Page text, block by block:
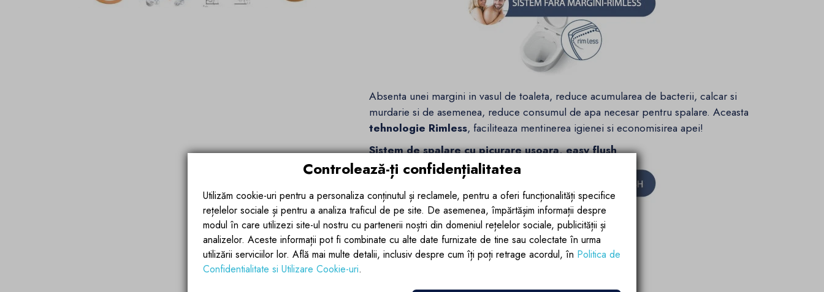
Absenta unei margini in vasul de toaleta, reduce acumularea de bacterii, calcar si
murdarie si de asemenea, reduce consumul de apa necesar pentru spalare. Aceasta
tehnologie Rimless, faciliteaza mentinerea igienei si economisirea apei!
Sistem de spalare cu picurare usoara, easy flush
Controlează-ți confidențialitatea
Utilizăm cookie-uri pentru a personaliza conținutul și reclamele, pentru a oferi funcționalități specifice
rețelelor sociale și pentru a analiza traficul de pe site. De asemenea, împărtășim informații despre
modul în care utilizezi site-ul nostru cu partenerii noștri din domeniul rețelelor sociale, publicității și
analizelor. Aceste informații pot fi combinate cu alte date furnizate de tine sau colectate în urma
utilizării serviciilor lor. Află mai multe detalii, inclusiv despre cum îți poți retrage acordul, în Politica de
Confidentialitate si Utilizare Cookie-uri.